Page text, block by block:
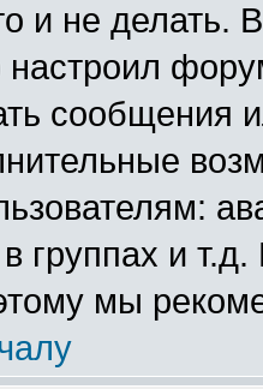
и не делать.
настроил
сообщения
группах и
мы